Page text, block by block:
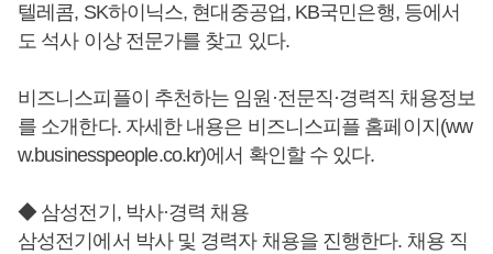
텔레콤, SK하이닉스, 현대중공업, KB국민은행, 등에서
도 석사 이상 전문가를 찾고 있다.
비즈니스피플이 추천하는 임원·전문직·경력직 채용정보
를 소개한다. 자세한 내용은 비즈니스피플 홈페이지(ww
w.businesspeople.co.kr)에서 확인할 수 있다.
◆ 삼성전기, 박사·경력 채용
삼성전기에서 박사 및 경력자 채용을 진행한다. 채용 직